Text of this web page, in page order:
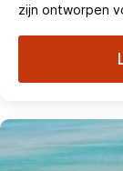
zijn ontworpen